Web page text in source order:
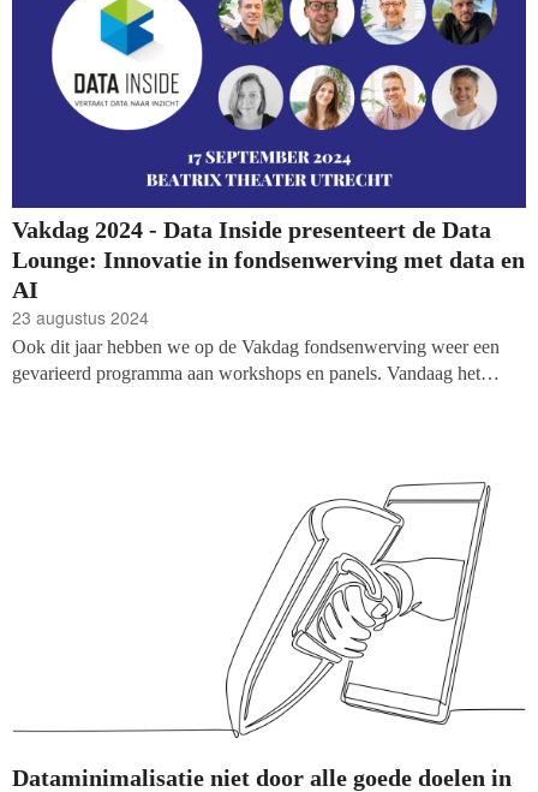
brengen.’
Vakdag 2024 - Data Inside presenteert de Data
Lounge: Innovatie in fondsenwerving met data en
AI
23 augustus 2024
Ook dit jaar hebben we op de Vakdag fondsenwerving weer een
gevarieerd programma aan workshops en panels. Vandaag het
Dataminimalisatie niet door alle goede doelen in